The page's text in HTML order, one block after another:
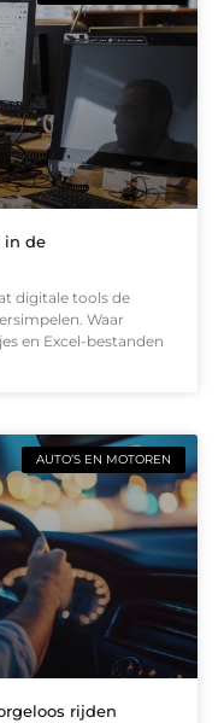
in de
digitale tools de
Waar
en Excel-bestanden
AUTO’S EN MOTOREN
rijden